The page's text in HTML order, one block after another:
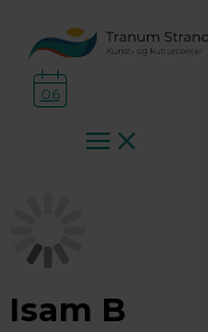
indholdet
06
Isam B